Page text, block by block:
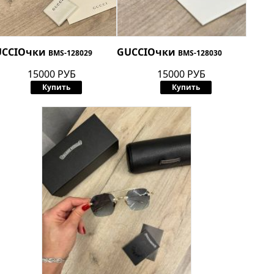
Очки BMS-128029
15000 РУБ
Купить
Очки
GUCCI BMS-128030
15000 РУБ
Купить